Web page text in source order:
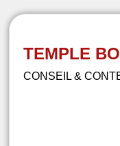
TEMPLE
CONSEIL &